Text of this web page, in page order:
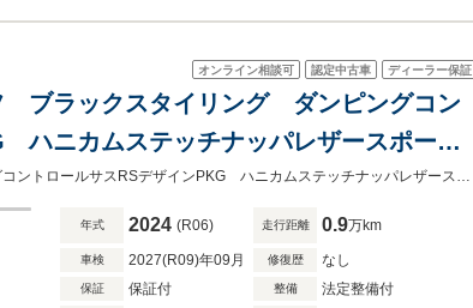
オンライン相談可 認定中古車 ディーラー保証
ブラックスタイリング ダンピングコン
ハニカムステッチナッパレザースポーツ
サウンド レッドキャリパー
電動サンルーフ ブラックスタイリング ダンピングコントロールサスRSデザインPKG ハニカムステッチナッパレザースポーツシート ２１インチホイール SONOSサウンド
年式 2024 (R06) 走行距離 0.9万km
車検 2027(R09)年09月 修復歴 なし
保証 保証付 整備 法定整備付